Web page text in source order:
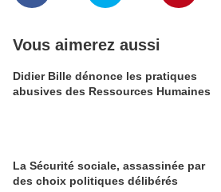
Vous aimerez aussi
Didier Bille dénonce les pratiques
abusives des Ressources Humaines
La Sécurité sociale, assassinée par
des choix politiques délibérés